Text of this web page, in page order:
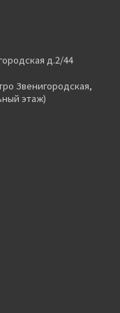
д.2/44
Звенигородская,
этаж)